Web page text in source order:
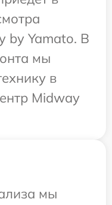
by Yamato. В
мы
в
Midway
мы